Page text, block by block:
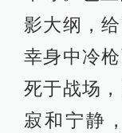
是基于一
因为此时
识过被后世
场。小说